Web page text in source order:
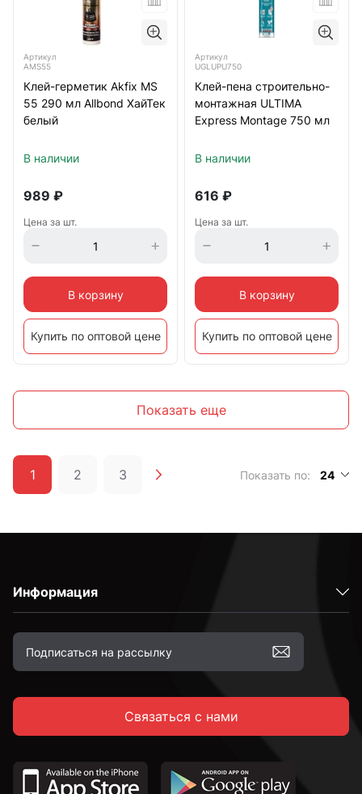
Артикул
AMS55
Клей-герметик Akfix MS
55 290 мл Allbond ХайТек
белый
В наличии
989 ₽
Цена за шт.
В корзину
Купить по оптовой цене
Артикул
UGLUPU750
Клей-пена строительно-
монтажная ULTIMA
Express Montage 750 мл
В наличии
616 ₽
Цена за шт.
В корзину
Купить по оптовой цене
Показать еще
1 2 3 Показать по: 24
Информация
Связаться с нами